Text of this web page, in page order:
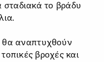
σταδιακά το βράδυ
θα αναπτυχθούν
βροχές και